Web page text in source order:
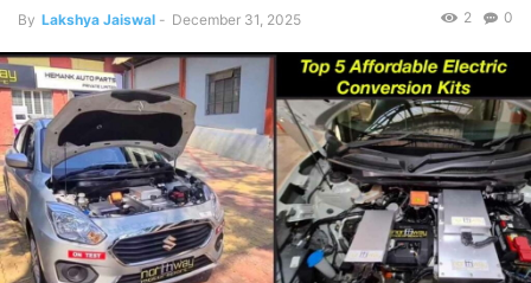
By Lakshya Jaiswal - December 31, 2025 0
2